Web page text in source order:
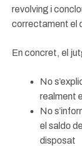
revolving i
correctament el
En concret, el
No
realment
No
el saldo
disposat